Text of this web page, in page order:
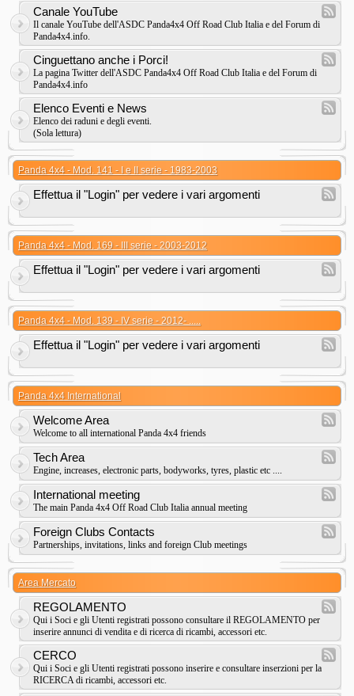
Canale YouTube
Il canale YouTube dell'ASDC Panda4x4 Off Road Club Italia e del Forum di
Panda4x4.info.
Cinguettano anche i Porci!
La pagina Twitter dell'ASDC Panda4x4 Off Road Club Italia e del Forum di
Panda4x4.info
Elenco Eventi e News
Elenco dei raduni e degli eventi.
(Sola lettura)
Panda 4x4 - Mod. 141 - I e II serie - 1983-2003
Effettua il "Login" per vedere i vari argomenti
Panda 4x4 - Mod. 169 - III serie - 2003-2012
Effettua il "Login" per vedere i vari argomenti
Panda 4x4 - Mod. 139 - IV serie - 2012- .....
Effettua il "Login" per vedere i vari argomenti
Panda 4x4 International
Welcome Area
Welcome to all international Panda 4x4 friends
Tech Area
Engine, increases, electronic parts, bodyworks, tyres, plastic etc ....
International meeting
The main Panda 4x4 Off Road Club Italia annual meeting
Foreign Clubs Contacts
Partnerships, invitations, links and foreign Club meetings
Area Mercato
REGOLAMENTO
Qui i Soci e gli Utenti registrati possono consultare il REGOLAMENTO per
inserire annunci di vendita e di ricerca di ricambi, accessori etc.
CERCO
Qui i Soci e gli Utenti registrati possono inserire e consultare inserzioni per la
RICERCA di ricambi, accessori etc.